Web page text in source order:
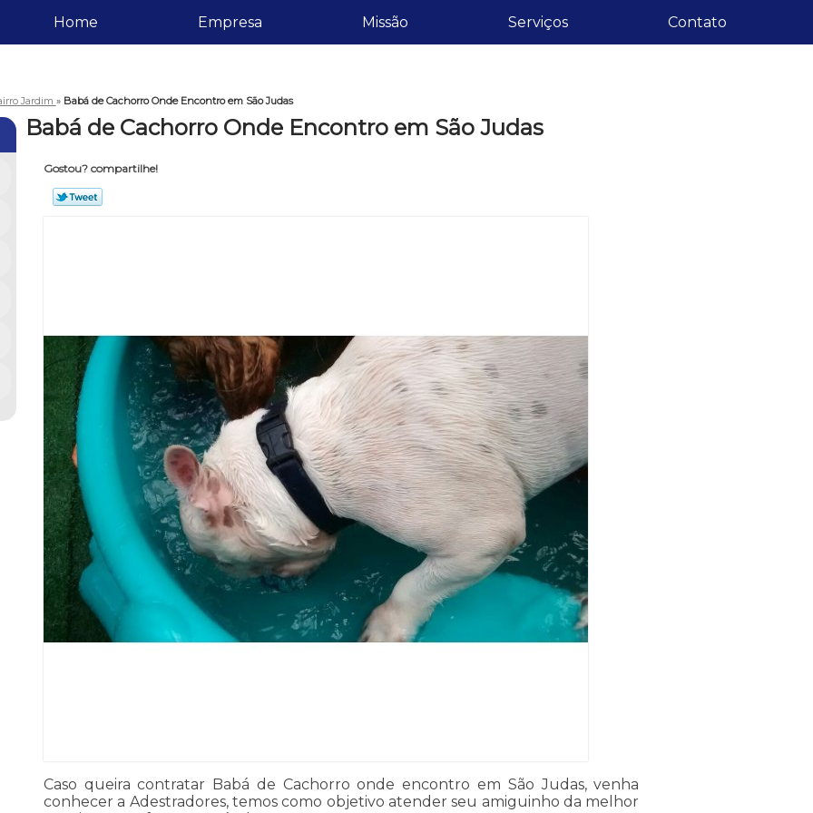
Home Empresa Missão Serviços Contato
Jardim » Babá de Cachorro Onde Encontro em São Judas
Babá de Cachorro Onde Encontro em São Judas
Gostou? compartilhe!
Caso queira contratar Babá de Cachorro onde encontro em São Judas, venha
conhecer a Adestradores, temos como objetivo atender seu amiguinho da melhor